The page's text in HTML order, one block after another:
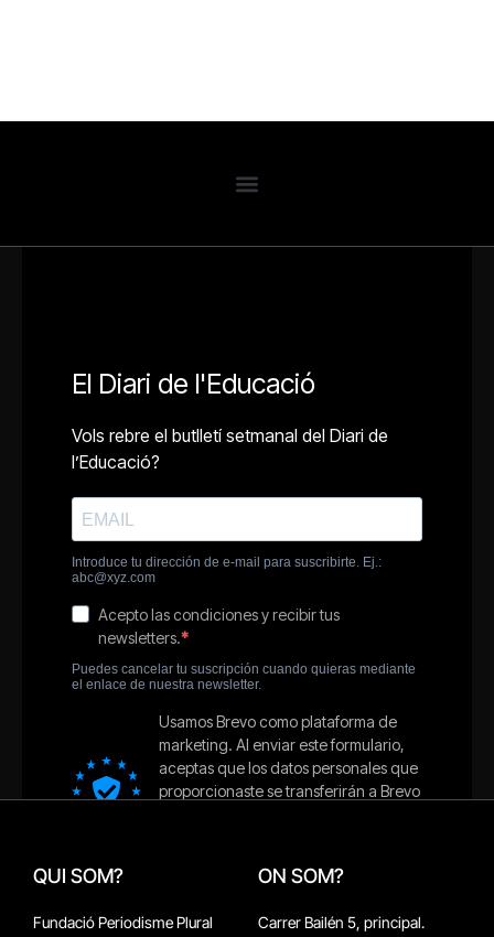
QUI SOM?
Fundació Periodisme Plural
ON SOM?
Carrer Bailén 5, principal.